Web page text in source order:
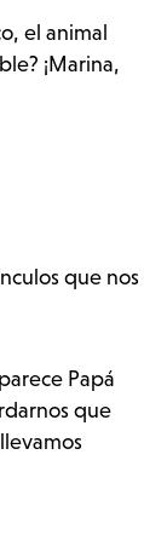
el animal
¡Marina,
que nos
Papá
que